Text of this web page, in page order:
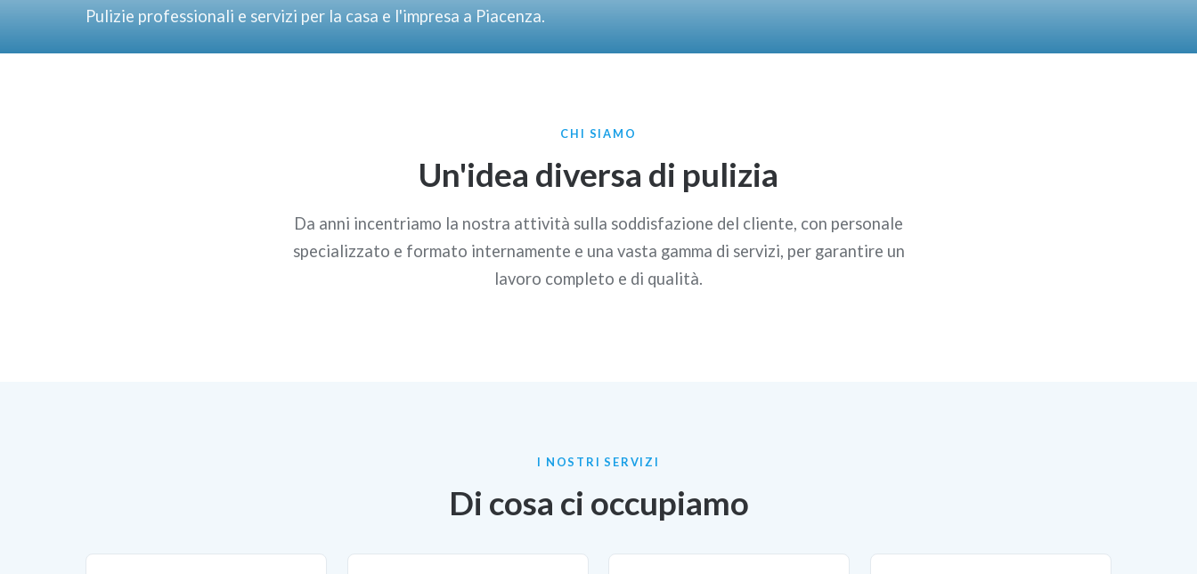
Pulizie professionali e servizi per la casa e l'impresa a Piacenza.
CHI SIAMO
Un'idea diversa di pulizia
Da anni incentriamo la nostra attività sulla soddisfazione del cliente, con personale
specializzato e formato internamente e una vasta gamma di servizi, per garantire un
lavoro completo e di qualità.
I NOSTRI SERVIZI
Di cosa ci occupiamo